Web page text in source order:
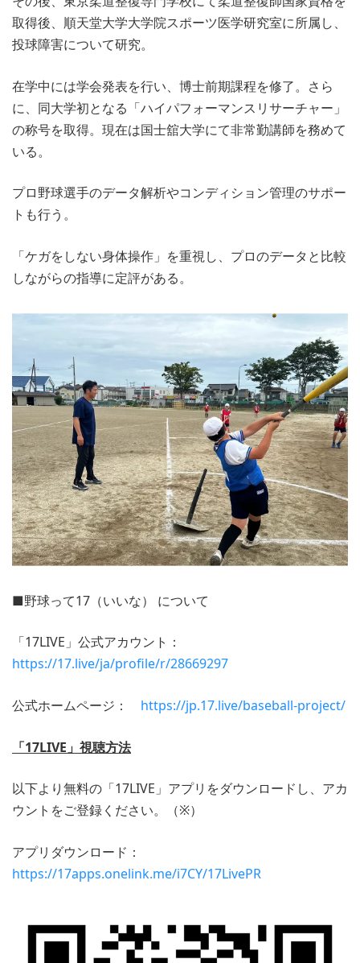
取得後、順天堂大学大学院スポーツ医学研究室に所属し、
投球障害について研究。
在学中には学会発表を行い、博士前期課程を修了。さら
に、同大学初となる「ハイパフォーマンスリサーチャー」
の称号を取得。現在は国士舘大学にて非常勤講師を務めて
いる。
プロ野球選手のデータ解析やコンディション管理のサポー
トも行う。
「ケガをしない身体操作」を重視し、プロのデータと比較
しながらの指導に定評がある。
■野球って17（いいな） について
「17LIVE」公式アカウント：
https://17.live/ja/profile/r/28669297
公式ホームページ： https://jp.17.live/baseball-project/
「17LIVE」視聴方法
以下より無料の「17LIVE」アプリをダウンロードし、アカ
ウントをご登録ください。（※）
アプリダウンロード：
https://17apps.onelink.me/i7CY/17LivePR